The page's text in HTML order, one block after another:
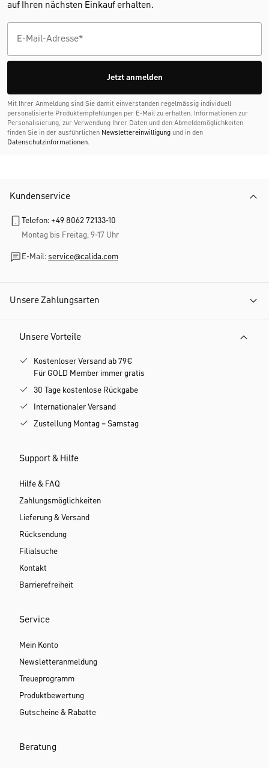
auf Ihren nächsten Einkauf erhalten.
Jetzt anmelden
Mit Ihrer Anmeldung sind Sie damit einverstanden regelmässig individuell
personalisierte Produktempfehlungen per E-Mail zu erhalten. Informationen zur
Personalisierung, zur Verwendung Ihrer Daten und den Abmelde­möglichkeiten
finden Sie in der ausführlichen Newslettereinwilligung und in den
Datenschutzinformationen.
Kundenservice
Telefon: +49 8062 72133-10
Montag bis Freitag, 9-17 Uhr
E-Mail: service@calida.com
Unsere Zahlungsarten
Unsere Vorteile
Kostenloser Versand ab 79€
Für GOLD Member immer gratis
30 Tage kostenlose Rückgabe
Internationaler Versand
Zustellung Montag – Samstag
Support & Hilfe
Hilfe & FAQ
Zahlungsmöglichkeiten
Lieferung & Versand
Rücksendung
Filialsuche
Kontakt
Barrierefreiheit
Service
Mein Konto
Newsletteranmeldung
Treueprogramm
Produktbewertung
Gutscheine & Rabatte
Beratung